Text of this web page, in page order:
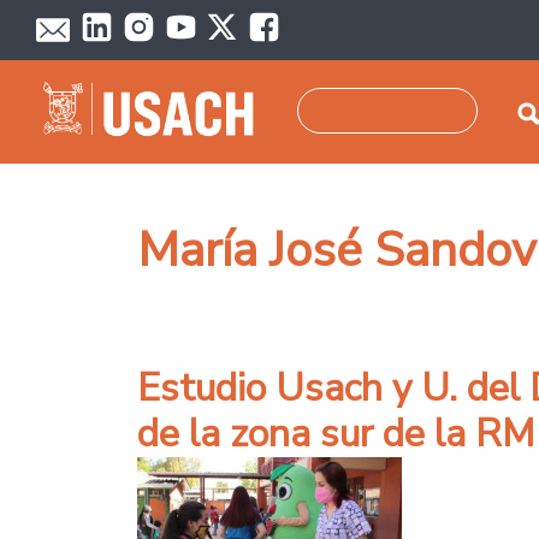
Pasar al contenido principal
María José
Estudio Usach y U.
de la zona sur de la